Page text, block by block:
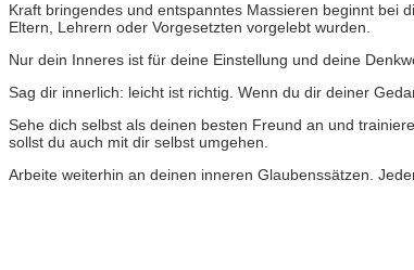
Kraft bringendes und entspanntes Massieren beginnt bei
Eltern, Lehrern oder Vorgesetzten vorgelebt wurden.
Nur dein Inneres ist für deine Einstellung und deine
Sag dir innerlich: leicht ist richtig. Wenn du dir deiner
Sehe dich selbst als deinen besten Freund an und
sollst du auch mit dir selbst umgehen.
Arbeite weiterhin an deinen inneren Glaubenssätzen.